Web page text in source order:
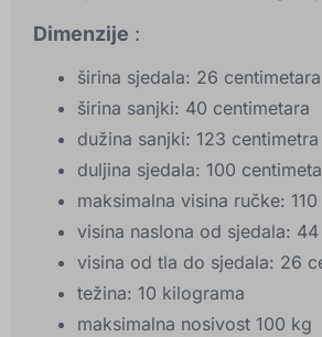
Dimenzije :
širina sjedala: 26 centimetara
širina sanjki: 40 centimetara
dužina sanjki: 123 centimetra
duljina sjedala: 100
maksimalna visina ručke:
visina naslona od sjedala:
visina od tla do sjedala: 26
težina: 10 kilograma
maksimalna nosivost 100 kg